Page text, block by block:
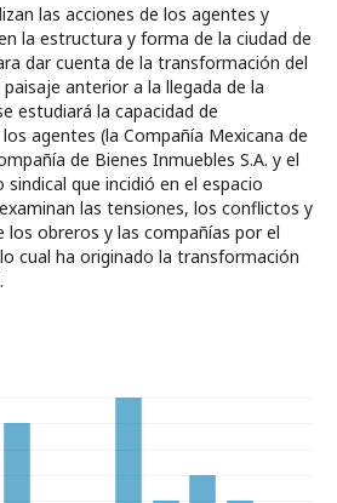
las acciones de los agentes y
la estructura y forma de la ciudad de
dar cuenta de la transformación del
anterior a la llegada de la
estudiará la capacidad de
agentes (la Compañía Mexicana de
de Bienes Inmuebles S.A. y el
que incidió en el espacio
las tensiones, los conflictos y
los obreros y las compañías por el
cual ha originado la transformación